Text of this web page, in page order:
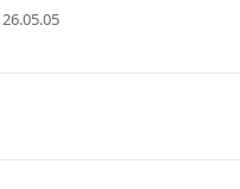
작
간
26.05.05